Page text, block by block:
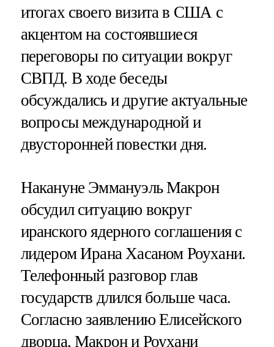
итогах своего визита в США с
акцентом на состоявшиеся
переговоры по ситуации вокруг
СВПД. В ходе беседы
обсуждались и другие актуальные
вопросы международной и
двусторонней повестки дня.
Накануне Эммануэль Макрон
обсудил ситуацию вокруг
иранского ядерного соглашения с
лидером Ирана Хасаном Роухани.
Телефонный разговор глав
государств длился больше часа.
Согласно заявлению Елисейского
дворца, Макрон и Роухани